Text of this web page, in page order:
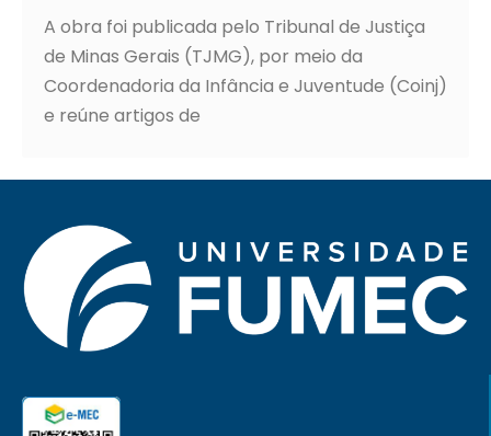
A obra foi publicada pelo Tribunal de Justiça
de Minas Gerais (TJMG), por meio da
Coordenadoria da Infância e Juventude (Coinj)
e reúne artigos de